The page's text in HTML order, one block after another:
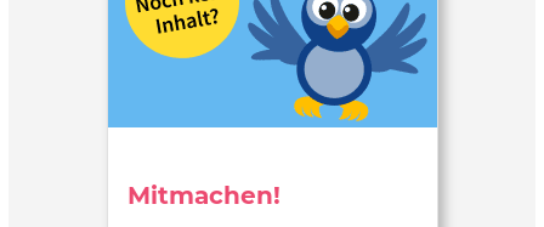
Mitmachen!